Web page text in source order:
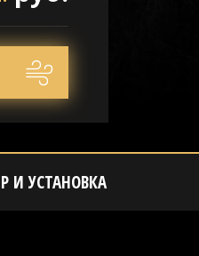
И УСТАНОВКА